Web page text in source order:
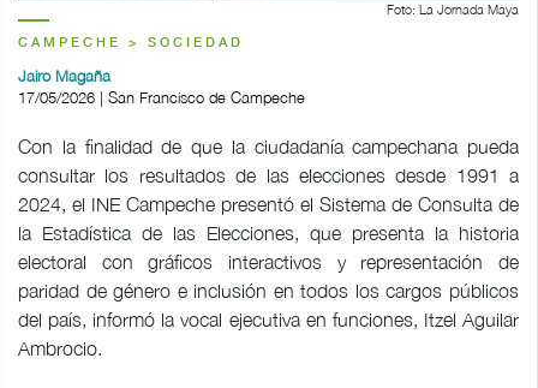
Foto: La Jornada Maya
CAMPECHE > SOCIEDAD
Jairo Magaña
17/05/2026 | San Francisco de Campeche
Con la finalidad de que la ciudadanía campechana pueda
consultar los resultados de las elecciones desde 1991 a
2024, el INE Campeche presentó el Sistema de Consulta de
la Estadística de las Elecciones, que presenta la historia
electoral con gráficos interactivos y representación de
paridad de género e inclusión en todos los cargos públicos
del país, informó la vocal ejecutiva en funciones, Itzel Aguilar
Ambrocio.